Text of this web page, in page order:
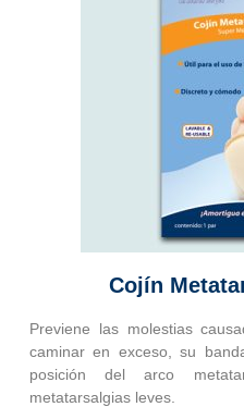
Cojín
Previene las molestias
caminar en exceso, su
posición del arco
metatarsalgias leves.